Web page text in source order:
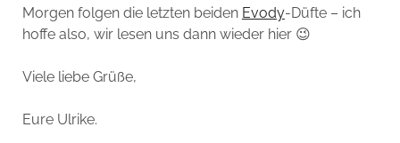
Morgen folgen die letzten beiden Evody-Düfte – ich
hoffe also, wir lesen uns dann wieder hier 😉
Viele liebe Grüße,
Eure Ulrike.